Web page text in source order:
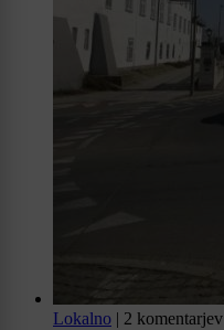
Lokalno | 2 komentarjev